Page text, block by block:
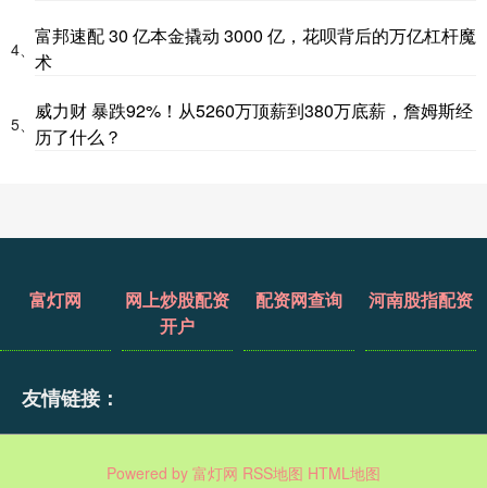
4、
富邦速配 30 亿本金撬动 3000 亿，花呗背后的万亿杠杆魔
术
5、
威力财 暴跌92%！从5260万顶薪到380万底薪，詹姆斯经
历了什么？
富灯网
网上炒股配资
开户
配资网查询 河南股指配资
友情链接：
Powered by 富灯网 RSS地图 HTML地图